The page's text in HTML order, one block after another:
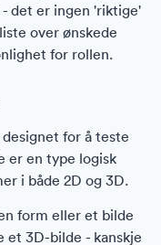
det er ingen 'riktige'
over ønskede
for rollen.
for å teste
er en type logisk
i både 2D og 3D.
form eller et bilde
et 3D-bilde - kanskje